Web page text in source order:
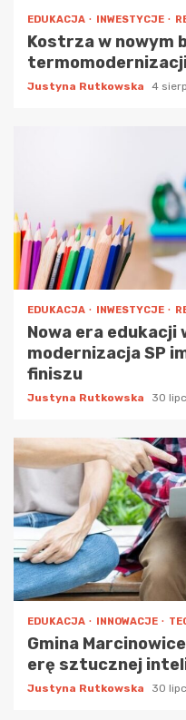
EDUKACJA INWESTYCJE
Kostrza w nowym
Justyna Rutkowska 4
EDUKACJA INWESTYCJE
Nowa era edukacji
modernizacja SP
finiszu
Justyna Rutkowska 30
EDUKACJA INNOWACJE
Gmina
erę sztucznej
Justyna Rutkowska 30